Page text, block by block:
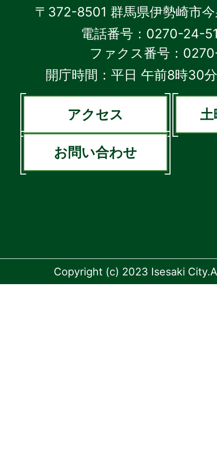
〒372-8501 群馬県伊勢崎市
電話番号：0270-24-
ファクス番号：
開庁時間：平日 午前8時30
アクセス 土
お問い合わせ
Copyright (c) 2023 Isesaki